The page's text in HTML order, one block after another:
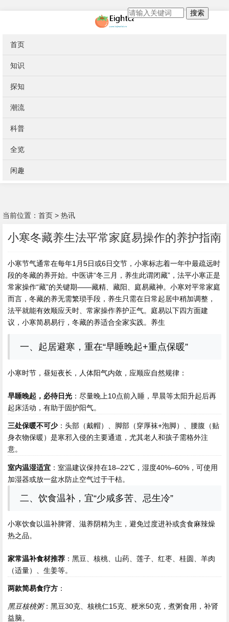
首页
知识
探知
潮流
科普
全览
闲趣
搜索
当前位置： 首页 > 热讯
小寒冬藏养生法平常家庭易操作的养护指南
小寒节气通常在每年1月5日或6日交节，小寒标志着一年中最疏远时
段的冬藏的养开始。中医讲“冬三月，养生此谓闭藏”，法平小寒正是
常家操作“藏”的关键期——藏精、藏阳、庭易藏神。小寒对平常家庭
而言，冬藏的养无需繁琐手段，养生只需在日常起居中稍加调整，
法平就能有效顺应天时、常家操作养护正气。庭易以下四方面建
议，小寒简易易行，冬藏的养适合全家实践。养生
一、起居避寒，重在“早睡晚起+重点保暖”
小寒时节，昼短夜长，人体阳气内敛，应顺应自然规律：
早睡晚起，必待日光 ：尽量晚上10点前入睡，早晨等太阳升起后再
起床活动，有助于固护阳气。
三处保暖不可少：头部（戴帽）、脚部（穿厚袜+泡脚）、腰腹（贴
身衣物保暖）是寒邪入侵的主要通道，尤其老人和孩子需格外注
意。
室内温湿适宜 ：室温建议保持在18–22℃，湿度40%–60%，可使用
加湿器或放一盆水防止空气过于干枯。
二、饮食温补，宜“少咸多苦、忌生冷”
小寒饮食以温补脾肾、滋养阴精为主，避免过度进补或贪食麻辣燥
热之品。
家常温补食材推荐 ：黑豆、核桃、山药、莲子、红枣、桂圆、羊肉
（适量）、生姜等。
两款简易食疗方 ：
黑豆核桃粥：黑豆30克、核桃仁15克、粳米50克，煮粥食用，补肾
益脑。